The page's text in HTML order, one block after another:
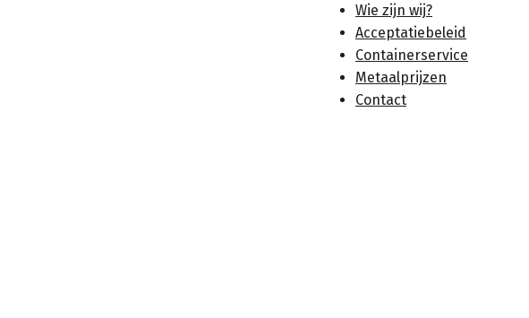
Wie zijn wij?
Acceptatiebeleid
Containerservice
Metaalprijzen
Contact